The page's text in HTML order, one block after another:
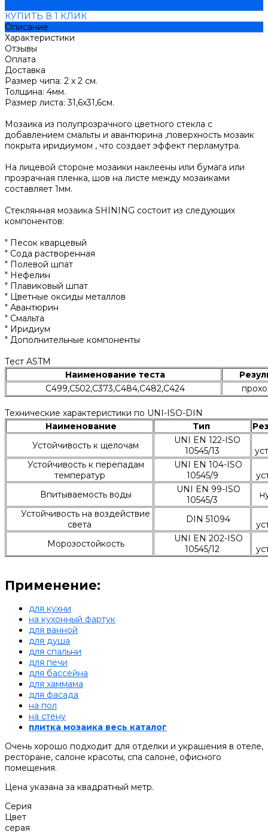
КУПИТЬ В 1 КЛИК
Описание
Характеристики
Отзывы
Оплата
Доставка
Размер чипа: 2 x 2 см.
Толщина: 4мм.
Размер листа: 31,6х31,6см.
Мозаика из полупрозрачного цветного стекла с
добавлением смальты и авантюрина ,поверхность мозаик
покрыта иридиумом , что создает эффект перламутра.
На лицевой стороне мозаики наклеены или бумага или
прозрачная пленка, шов на листе между мозаиками
составляет 1мм.
Стеклянная мозаика SHINING состоит из следующих
компонентов:
" Песок кварцевый
" Сода растворенная
" Полевой шпат
" Нефелин
" Плавиковый шпат
" Цветные оксиды металлов
" Авантюрин
" Смальта
" Иридиум
" Дополнительные компоненты
Тест ASTM
Наименование теста
C499,C502,C373,C484,C482,C424
Технические характеристики по UNI-ISO-DIN
Наименование
Тип
Устойчивость к щелочам
UNI EN 122-ISO
10545/13
Устойчивость к перепадам
температур
UNI EN 104-ISO
10545/9
Впитываемость воды
UNI EN 99-ISO
10545/3
Устойчивость на воздействие
света
DIN 51094
Морозостойкость
UNI EN 202-ISO
10545/12
Применение:
для кухни
на кухонный фартук
для ванной
для душа
для спальни
для печи
для бассейна
для хаммама
для фасада
на пол
на стену
плитка мозаика весь каталог
Очень хорошо подходит для отделки и украшения в отеле,
ресторане, салоне красоты, спа салоне, офисного
помещения.
Цена указана за квадратный метр.
Серия
Цвет
серая